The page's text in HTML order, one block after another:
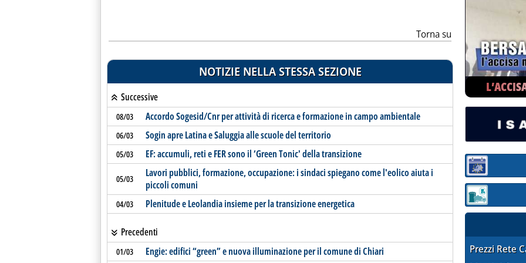
Torna su
NOTIZIE NELLA STESSA SEZIONE
Successive
08/03 Accordo Sogesid/Cnr per attività di ricerca e formazione in campo ambientale
06/03 Sogin apre Latina e Saluggia alle scuole del territorio
05/03 EF: accumuli, reti e FER sono il ‘Green Tonic' della transizione
05/03
Lavori pubblici, formazione, occupazione: i sindaci spiegano come l'eolico aiuta i
piccoli comuni
04/03 Plenitude e Leolandia insieme per la transizione energetica
Precedenti
01/03 Engie: edifici “green” e nuova illuminazione per il comune di Chiari
Sezione:
Sezione:
Prezzi Rete